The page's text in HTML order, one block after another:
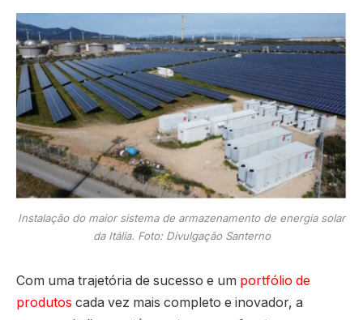
Instalação do maior sistema de armazenamento de energia solar
da Itália. Foto: Divulgação Santerno
Com uma trajetória de sucesso e um portfólio de
produtos cada vez mais completo e inovador, a